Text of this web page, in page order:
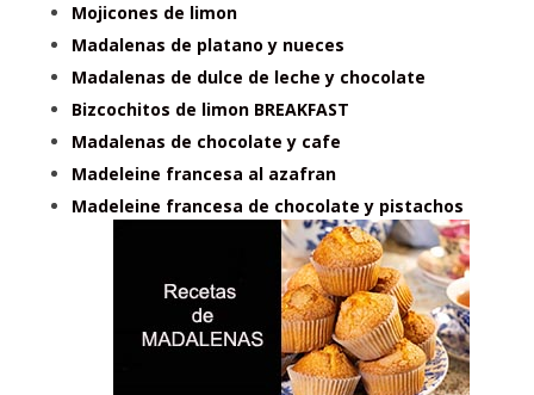
Mojicones de limon
Madalenas de platano y nueces
Madalenas de dulce de leche y chocolate
Bizcochitos de limon BREAKFAST
Madalenas de chocolate y cafe
Madeleine francesa al azafran
Madeleine francesa de chocolate y pistachos